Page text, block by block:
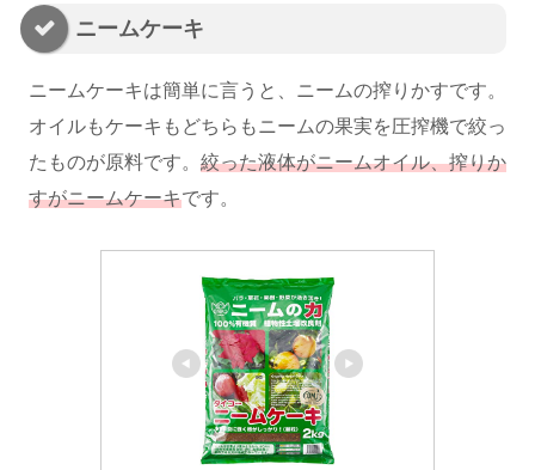
ニームケーキ
ニームケーキは簡単に言うと、ニームの搾りかすです。
オイルもケーキもどちらもニームの果実を圧搾機で絞っ
たものが原料です。 絞った液体がニームオイル、搾りか
すがニームケーキです。